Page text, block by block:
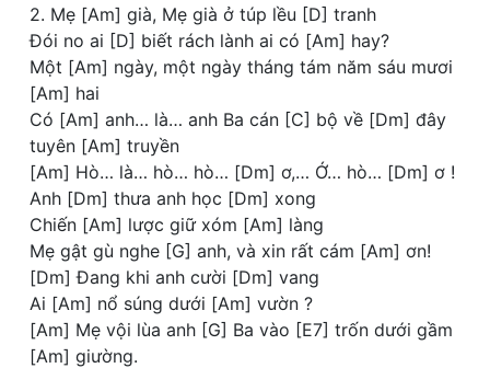
2. Mẹ [Am] già, Mẹ già ở túp lều [D] tranh
Đói no ai [D] biết rách lành ai có [Am] hay?
Một [Am] ngày, một ngày tháng tám năm sáu mươi
[Am] hai
Có [Am] anh… là… anh Ba cán [C] bộ về [Dm] đây
tuyên [Am] truyền
[Am] Hò… là… hò… hò… [Dm] ơ,… Ớ… hò… [Dm] ơ !
Anh [Dm] thưa anh học [Dm] xong
Chiến [Am] lược giữ xóm [Am] làng
Mẹ gật gù nghe [G] anh, và xin rất cám [Am] ơn!
[Dm] Đang khi anh cười [Dm] vang
Ai [Am] nổ súng dưới [Am] vườn ?
[Am] Mẹ vội lùa anh [G] Ba vào [E7] trốn dưới gầm
[Am] giường.